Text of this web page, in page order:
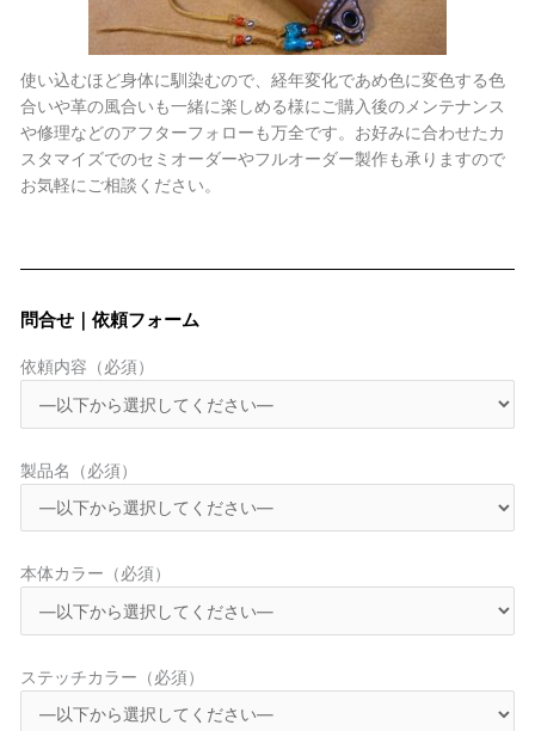
使い込むほど身体に馴染むので、経年変化であめ色に変色する色
合いや革の風合いも一緒に楽しめる様にご購入後のメンテナンス
や修理などのアフターフォローも万全です。お好みに合わせたカ
スタマイズでのセミオーダーやフルオーダー製作も承りますので
お気軽にご相談ください。
問合せ｜依頼フォーム
依頼内容（必須）
製品名（必須）
本体カラー（必須）
ステッチカラー（必須）